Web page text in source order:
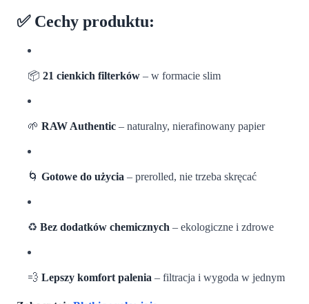
✅ Cechy produktu:
📦 21 cienkich filterków – w formacie slim
🌱 RAW Authentic – naturalny, nierafinowany papier
🌀 Gotowe do użycia – prerolled, nie trzeba skręcać
♻️ Bez dodatków chemicznych – ekologiczne i zdrowe
💨 Lepszy komfort palenia – filtracja i wygoda w jednym